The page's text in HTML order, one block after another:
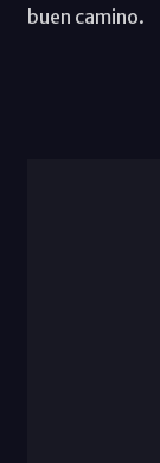
buen camino.